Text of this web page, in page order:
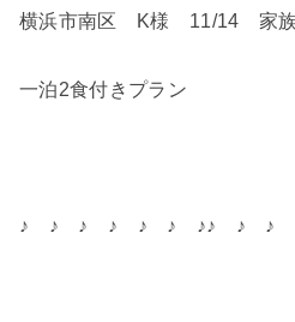
横浜市南区 K様 11/14 家族
一泊2食付きプラン
♪ ♪ ♪ ♪ ♪ ♪ ♪♪ ♪ ♪